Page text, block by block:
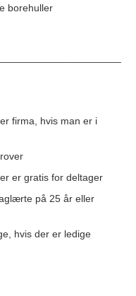
borehuller
firma, hvis man er i
er gratis for deltager
på 25 år eller
hvis der er ledige